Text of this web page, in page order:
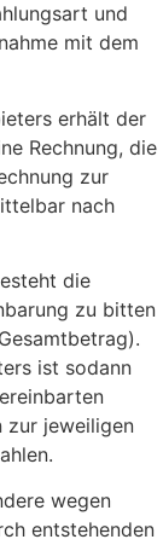
und
mit dem
erhält der
Rechnung, die
zur
nach
die
zu bitten
ist sodann
zur jeweiligen
wegen
entstehenden